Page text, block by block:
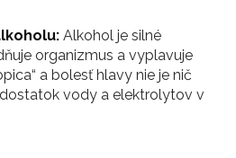
Alkohol je silné
organizmus a vyplavuje
a bolesť hlavy nie je nič
vody a elektrolytov v